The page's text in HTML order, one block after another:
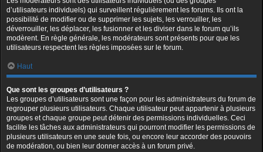
d’utilisateurs individuels) qui surveillent régulièrement les forums. Ils ont la
possibilité de modifier ou de supprimer les sujets, les verrouiller, les
déverrouiller, les déplacer, les fusionner et les diviser dans le forum qu’ils
modèrent. En règle générale, les modérateurs sont présents pour que les
utilisateurs respectent les règles imposées sur le forum.
Haut
Que sont les groupes d’utilisateurs ?
Les groupes d’utilisateurs sont une façon pour les administrateurs du forum de
regrouper plusieurs utilisateurs. Chaque utilisateur peut appartenir à plusieurs
groupes et chaque groupe peut détenir des permissions individuelles. Ceci
facilite les tâches aux administrateurs qui pourront modifier les permissions de
plusieurs utilisateurs en une seule fois, ou encore leur accorder des pouvoirs
de modération, ou bien leur donner accès à un forum privé.